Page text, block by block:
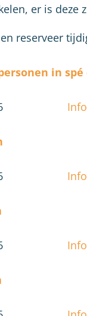
er is deze
reserveer
in spé